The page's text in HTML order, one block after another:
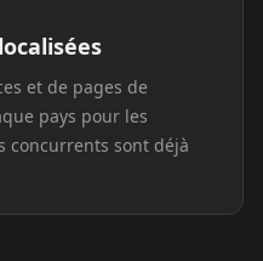
et de pages de
pays pour les
concurrents sont déjà